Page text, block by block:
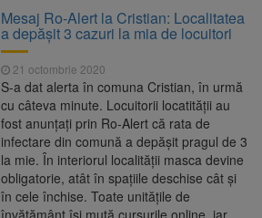
Mesaj Ro-Alert la Cristian: Localitatea
a depășit 3 cazuri la mia de locuitori
21 octombrie 2020
S-a dat alerta în comuna Cristian, în urmă
cu câteva minute. Locuitorii locatității au
fost anunțați prin Ro-Alert că rata de
infectare din comună a depășit pragul de 3
la mie. În interiorul localității masca devine
obligatorie, atât în spațiile deschise cât și
în cele închise. Toate unitățile de